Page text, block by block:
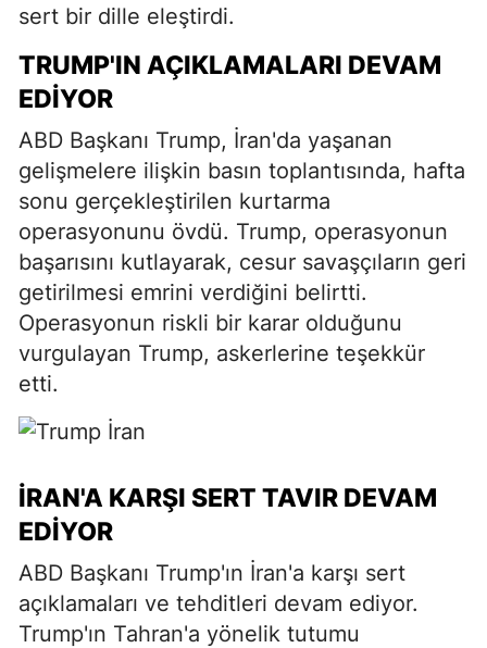
sert bir dille eleştirdi.
TRUMP'IN AÇIKLAMALARI DEVAM
EDIYOR
ABD Başkanı Trump, İran'da yaşanan
gelişmelere ilişkin basın toplantısında, hafta
sonu gerçekleştirilen kurtarma
operasyonunu övdü. Trump, operasyonun
başarısını kutlayarak, cesur savaşçıların geri
getirilmesi emrini verdiğini belirtti.
Operasyonun riskli bir karar olduğunu
vurgulayan Trump, askerlerine teşekkür
etti.
İRAN'A KARŞI SERT TAVIR DEVAM
EDIYOR
ABD Başkanı Trump'ın İran'a karşı sert
açıklamaları ve tehditleri devam ediyor.
Trump'ın Tahran'a yönelik tutumu